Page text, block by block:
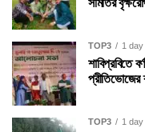
TOP3 1
শাবিপ্রবিতে
প্রীতিভোজের
TOP3 1